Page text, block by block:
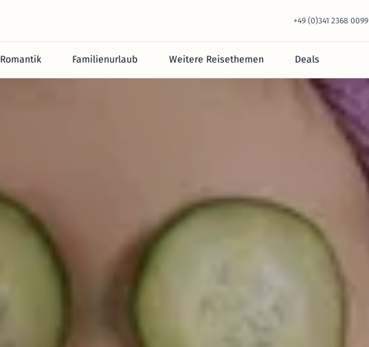
+49 (0)341 2368 0099
Romantik Familienurlaub Weitere Reisethemen Deals